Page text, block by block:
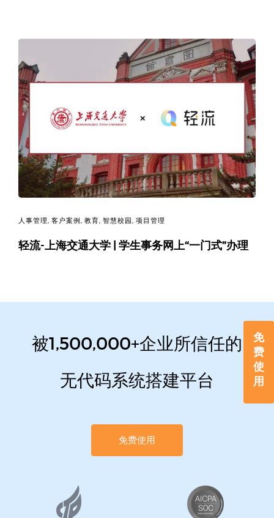
免
费
使
用
人事管理, 客户案例 , 教育, 智慧校园 , 项目管理
轻流-上海交通大学 | 学生事务网上“一门式”办理
被1,500,000+企业所信任的
无代码系统搭建平台
免费使用